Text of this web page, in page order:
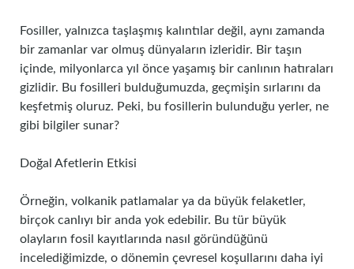
Fosiller, yalnızca taşlaşmış kalıntılar değil, aynı zamanda
bir zamanlar var olmuş dünyaların izleridir. Bir taşın
içinde, milyonlarca yıl önce yaşamış bir canlının hatıraları
gizlidir. Bu fosilleri bulduğumuzda, geçmişin sırlarını da
keşfetmiş oluruz. Peki, bu fosillerin bulunduğu yerler, ne
gibi bilgiler sunar?
Doğal Afetlerin Etkisi
Örneğin, volkanik patlamalar ya da büyük felaketler,
birçok canlıyı bir anda yok edebilir. Bu tür büyük
olayların fosil kayıtlarında nasıl göründüğünü
incelediğimizde, o dönemin çevresel koşullarını daha iyi